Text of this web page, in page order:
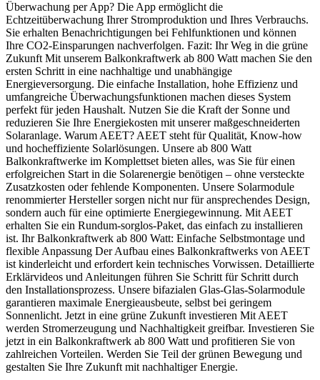
Überwachung per App? Die App ermöglicht die
Echtzeitüberwachung Ihrer Stromproduktion und Ihres Verbrauchs.
Sie erhalten Benachrichtigungen bei Fehlfunktionen und können
Ihre CO2-Einsparungen nachverfolgen. Fazit: Ihr Weg in die grüne
Zukunft Mit unserem Balkonkraftwerk ab 800 Watt machen Sie den
ersten Schritt in eine nachhaltige und unabhängige
Energieversorgung. Die einfache Installation, hohe Effizienz und
umfangreiche Überwachungsfunktionen machen dieses System
perfekt für jeden Haushalt. Nutzen Sie die Kraft der Sonne und
reduzieren Sie Ihre Energiekosten mit unserer maßgeschneiderten
Solaranlage. Warum AEET? AEET steht für Qualität, Know-how
und hocheffiziente Solarlösungen. Unsere ab 800 Watt
Balkonkraftwerke im Komplettset bieten alles, was Sie für einen
erfolgreichen Start in die Solarenergie benötigen – ohne versteckte
Zusatzkosten oder fehlende Komponenten. Unsere Solarmodule
renommierter Hersteller sorgen nicht nur für ansprechendes Design,
sondern auch für eine optimierte Energiegewinnung. Mit AEET
erhalten Sie ein Rundum-sorglos-Paket, das einfach zu installieren
ist. Ihr Balkonkraftwerk ab 800 Watt: Einfache Selbstmontage und
flexible Anpassung Der Aufbau eines Balkonkraftwerks von AEET
ist kinderleicht und erfordert kein technisches Vorwissen. Detaillierte
Erklärvideos und Anleitungen führen Sie Schritt für Schritt durch
den Installationsprozess. Unsere bifazialen Glas-Glas-Solarmodule
garantieren maximale Energieausbeute, selbst bei geringem
Sonnenlicht. Jetzt in eine grüne Zukunft investieren Mit AEET
werden Stromerzeugung und Nachhaltigkeit greifbar. Investieren Sie
jetzt in ein Balkonkraftwerk ab 800 Watt und profitieren Sie von
zahlreichen Vorteilen. Werden Sie Teil der grünen Bewegung und
gestalten Sie Ihre Zukunft mit nachhaltiger Energie.